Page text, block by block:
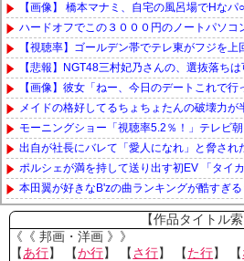
【画像】 橋本マナミ、自宅の風呂場でHな
ハードオフでこの３０００円のノートパソコ
【視聴率】ゴールデン帯でテレ東がフジを上
【悲報】NGT48三村妃乃さんの、選抜落ち
【画像】彼女「ねー、今日のデートこれで行
メイドの格好してるちょちょたんの破壊力が
モーニングショー「視聴率5.2％！」テレビ
出自が社長にバレて「愛人になれ」と脅され
ポルシェが満を持して送り出す初EV 「タイ
本田翼が好きなB'zの曲ランキングが酷すぎる
Powered by livedoor 相互RSS
【作品タイトル索
《《 邦画・洋画 》》
【あ行】 【か行】 【さ行】 【た行】 【